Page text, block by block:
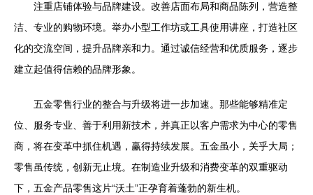
注重店铺体验与品牌建设。改善店面布局和商品陈列，营造整
洁、专业的购物环境。举办小型工作坊或工具使用讲座，打造社区
化的交流空间，提升品牌亲和力。通过诚信经营和优质服务，逐步
建立起值得信赖的品牌形象。
五金零售行业的整合与升级将进一步加速。那些能够精准定
位、服务专业、善于利用新技术，并真正以客户需求为中心的零售
商，将在变革中抓住机遇，赢得持续发展。五金虽小，关乎大局；
零售虽传统，创新无止境。在制造业升级和消费变革的双重驱动
下，五金产品零售这片“沃土”正孕育着蓬勃的新生机。